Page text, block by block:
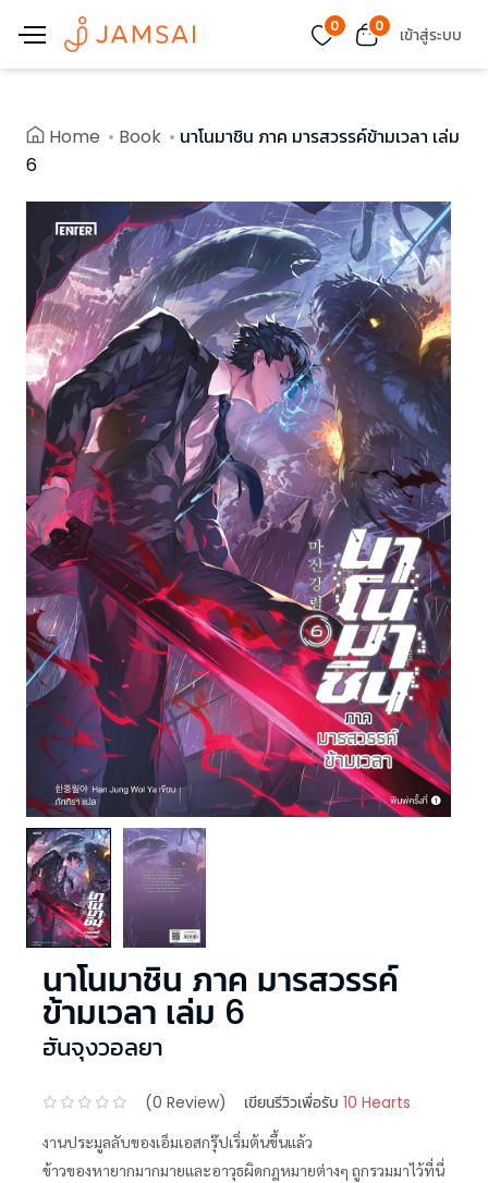
0 0 เข้าสู่ระบบ
Home Book
นาโนมาชิน ภาค มารสวรรค์ข้ามเวลา เล่ม
6
นาโนมาชิน ภาค มารสวรรค์
ข้ามเวลา เล่ม 6
ฮันจุงวอลยา
(0 Review) เขียนรีวิวเพื่อรับ 10 Hearts
งานประมูลลับของเอ็มเอสกรุ๊ปเริ่มต้นขึ้นแล้ว
ข้าวของหายากมากมายและอาวุธผิดกฎหมายต่างๆ ถูกรวมมาไว้ที่นี่